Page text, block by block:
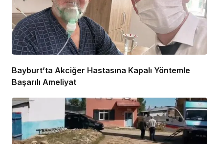
Bayburt’ta Akciğer Hastasına Kapalı Yöntemle
Başarılı Ameliyat